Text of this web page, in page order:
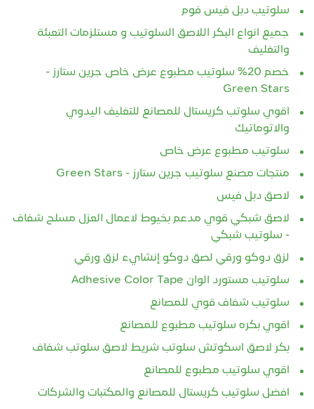
سلوتيب دبل فيس فوم
جميع انواع البكر اللاصق السلوتيب و مستلزمات التعبئة
والتغليف
خصم 20% سلوتيب مطبوع عرض خاص جرين ستارز -
Green Stars
اقوي سلوتب كريستال للمصانع للتغليف اليدوي
والاتوماتيك
سلوتيب مطبوع عرض خاص
منتجات مصنع سلوتيب جرين ستارز - Green Stars
لاصق دبل فيس
لاصق شبكي قوي مدعم بخيوط لاعمال العزل مسلح شفاف
- سلوتيب شبكي
لزق دوكو ورقي لصق دوكو إنشايء لزق ورقي
سلوتيب مستورد الوان Adhesive Color Tape
سلوتيب شفاف قوي للمصانع
اقوي بكره سلوتيب مطبوع للمصانع
بكر لاصق اسكوتش سلوتب شريط لاصق سلوتب شفاف
اقوي سلوتيب مطبوع للمصانع
افضل سلوتيب كريستال للمصانع والمكتبات والشركات